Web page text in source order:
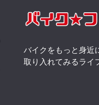
バイクをもっと身近
取り入れてみるライ